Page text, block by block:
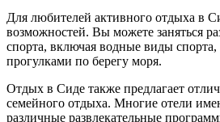
Для любителей активного отдыха в
возможностей. Вы можете заняться
спорта, включая водные виды спорта,
прогулками по берегу моря.
Отдых в Сиде также предлагает
семейного отдыха. Многие отели
различные развлекательные